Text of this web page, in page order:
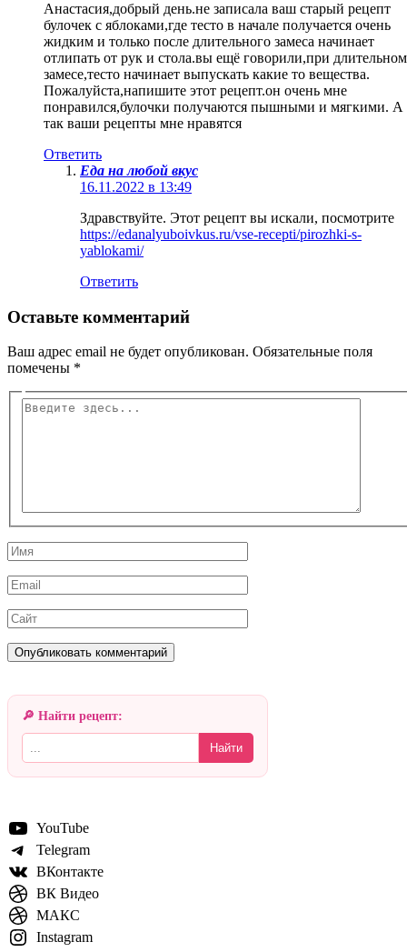
Анастасия,добрый день.не записала ваш старый рецепт
булочек с яблоками,где тесто в начале получается очень
жидким и только после длительного замеса начинает
отлипать от рук и стола.вы ещё говорили,при длительном
замесе,тесто начинает выпускать какие то вещества.
Пожалуйста,напишите этот рецепт.он очень мне
понравился,булочки получаются пышными и мягкими. А
так ваши рецепты мне нравятся
Ответить
Еда на любой вкус
16.11.2022 в 13:49
Здравствуйте. Этот рецепт вы искали, посмотрите
https://edanalyuboivkus.ru/vse-recepti/pirozhki-s-
yablokami/
Ответить
Оставьте комментарий
Ваш адрес email не будет опубликован. Обязательные поля
помечены *
Введите
Имя
Email
Сайт
🔎 Найти рецепт:
Найти
YouTube
Telegram
ВКонтакте
ВК Видео
МАКС
Instagram